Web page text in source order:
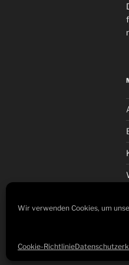
Wir verwenden Cookies, um
Cookie-Richtlinie